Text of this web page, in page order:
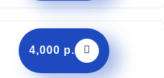
4,000 р.